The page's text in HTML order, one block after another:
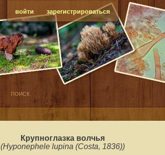
войти зарегистрироваться
поиск
Крупноглазка волчья
(Hyponephele lupina (Costa, 1836))